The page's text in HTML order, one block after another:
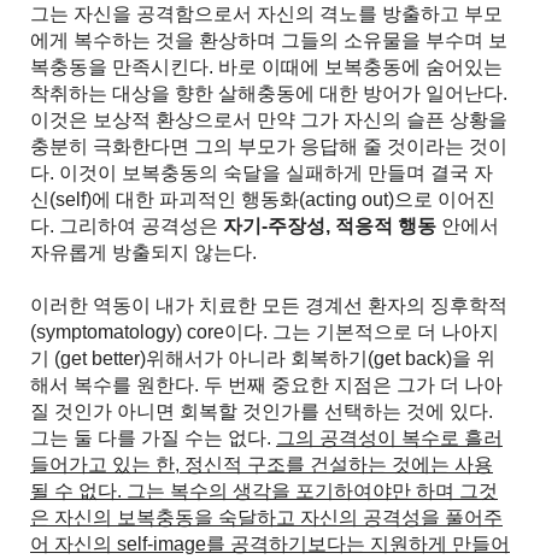
그는 자신을 공격함으로서 자신의 격노를 방출하고 부모
에게 복수하는 것을 환상하며 그들의 소유물을 부수며 보
복충동을 만족시킨다. 바로 이때에 보복충동에 숨어있는
착취하는 대상을 향한 살해충동에 대한 방어가 일어난다.
이것은 보상적 환상으로서 만약 그가 자신의 슬픈 상황을
충분히 극화한다면 그의 부모가 응답해 줄 것이라는 것이
다. 이것이 보복충동의 숙달을 실패하게 만들며 결국 자
신(self)에 대한 파괴적인 행동화(acting out)으로 이어진
다. 그리하여 공격성은 자기-주장성, 적응적 행동 안에서
자유롭게 방출되지 않는다.
이러한 역동이 내가 치료한 모든 경계선 환자의 징후학적
(symptomatology) core이다. 그는 기본적으로 더 나아지
기 (get better)위해서가 아니라 회복하기(get back)을 위
해서 복수를 원한다. 두 번째 중요한 지점은 그가 더 나아
질 것인가 아니면 회복할 것인가를 선택하는 것에 있다.
그는 둘 다를 가질 수는 없다. 그의 공격성이 복수로 흘러
들어가고 있는 한, 정신적 구조를 건설하는 것에는 사용
될 수 없다. 그는 복수의 생각을 포기하여야만 하며 그것
은 자신의 보복충동을 숙달하고 자신의 공격성을 풀어주
어 자신의 self-image를 공격하기보다는 지원하게 만들어